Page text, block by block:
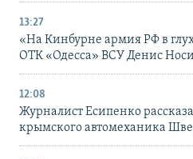
13:27
«На Кинбурне армия РФ в
ОТК «Одесса» ВСУ Денис
12:08
Журналист Есипенко
крымского автомеханика